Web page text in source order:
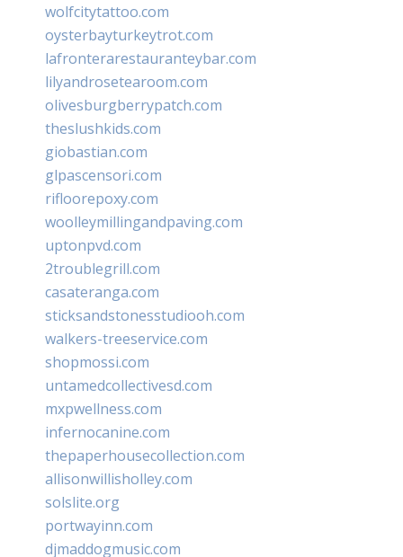
wolfcitytattoo.com
oysterbayturkeytrot.com
lafronterarestauranteybar.com
lilyandrosetearoom.com
olivesburgberrypatch.com
theslushkids.com
giobastian.com
glpascensori.com
rifloorepoxy.com
woolleymillingandpaving.com
uptonpvd.com
2troublegrill.com
casateranga.com
sticksandstonesstudiooh.com
walkers-treeservice.com
shopmossi.com
untamedcollectivesd.com
mxpwellness.com
infernocanine.com
thepaperhousecollection.com
allisonwillisholley.com
solslite.org
portwayinn.com
djmaddogmusic.com